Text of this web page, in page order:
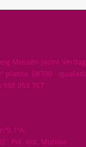
Mossén Jacint
planta. 08700 ·
938 053 767
· Pol. Ind. Mutilva